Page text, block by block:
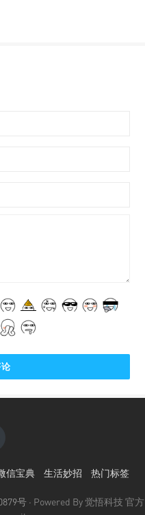
信宝典 生活妙招 热门标签
号 · Powered By 觉悟科技 官方